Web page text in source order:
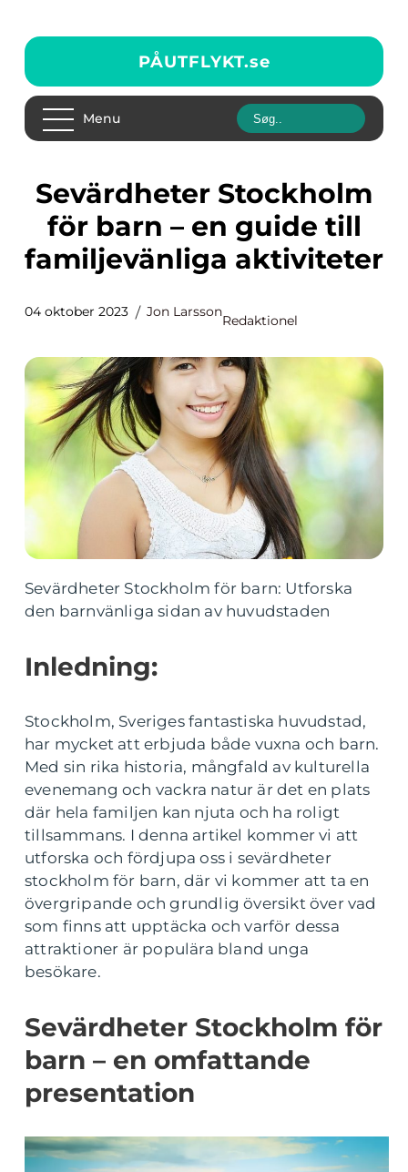
PÅUTFLYKT.se
Menu
Sevärdheter Stockholm
för barn – en guide till
familjevänliga aktiviteter
04 oktober 2023 Jon Larsson
Redaktionel
Sevärdheter Stockholm för barn: Utforska
den barnvänliga sidan av huvudstaden
Inledning:
Stockholm, Sveriges fantastiska huvudstad,
har mycket att erbjuda både vuxna och barn.
Med sin rika historia, mångfald av kulturella
evenemang och vackra natur är det en plats
där hela familjen kan njuta och ha roligt
tillsammans. I denna artikel kommer vi att
utforska och fördjupa oss i sevärdheter
stockholm för barn, där vi kommer att ta en
övergripande och grundlig översikt över vad
som finns att upptäcka och varför dessa
attraktioner är populära bland unga
besökare.
Sevärdheter Stockholm för
barn – en omfattande
presentation